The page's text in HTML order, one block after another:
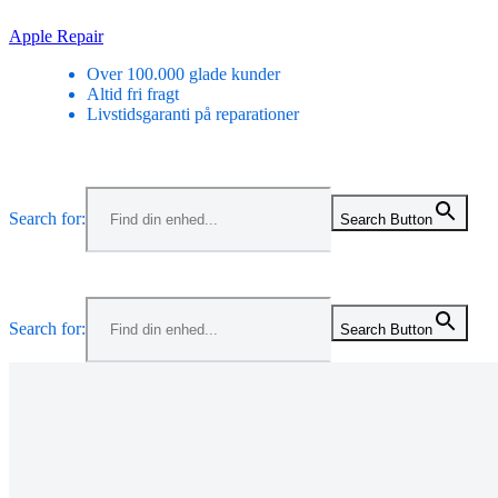
Skip
Apple Repair
Over 100.000 glade kunder
Altid fri fragt
Livstidsgaranti på reparationer
Search for: Search Button
Search for: Search Button